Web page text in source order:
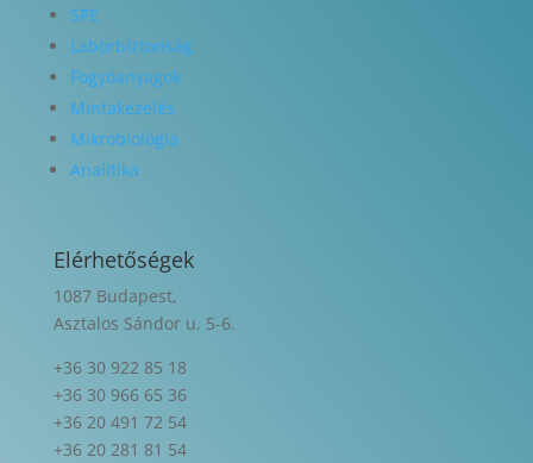
SPE
Laborbiztonság
Fogyóanyagok
Mintakezelés
Mikrobiológia
Analitika
Elérhetőségek
1087 Budapest,
Asztalos Sándor u. 5-6.
+36 30 922 85 18
+36 30 966 65 36
+36 20 491 72 54
+36 20 281 81 54